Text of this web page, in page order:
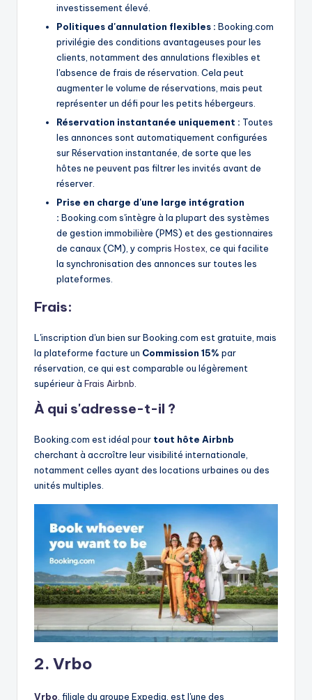
investissement élevé.
Politiques d'annulation flexibles : Booking.com
privilégie des conditions avantageuses pour les
clients, notamment des annulations flexibles et
l'absence de frais de réservation. Cela peut
augmenter le volume de réservations, mais peut
représenter un défi pour les petits hébergeurs.
Réservation instantanée uniquement : Toutes
les annonces sont automatiquement configurées
sur Réservation instantanée, de sorte que les
hôtes ne peuvent pas filtrer les invités avant de
réserver.
Prise en charge d'une large intégration
: Booking.com s'intègre à la plupart des systèmes
de gestion immobilière (PMS) et des gestionnaires
de canaux (CM), y compris Hostex, ce qui facilite
la synchronisation des annonces sur toutes les
plateformes.
Frais:
L'inscription d'un bien sur Booking.com est gratuite, mais
la plateforme facture un Commission 15% par
réservation, ce qui est comparable ou légèrement
supérieur à Frais Airbnb.
À qui s'adresse-t-il ?
Booking.com est idéal pour tout hôte Airbnb
cherchant à accroître leur visibilité internationale,
notamment celles ayant des locations urbaines ou des
unités multiples.
2. Vrbo
Vrbo , filiale du groupe Expedia, est l'une des